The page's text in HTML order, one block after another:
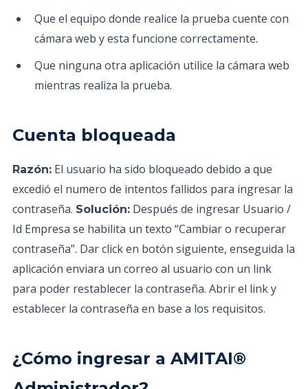
Que el equipo donde realice la prueba cuente con
cámara web y esta funcione correctamente.
Que ninguna otra aplicación utilice la cámara web
mientras realiza la prueba.
Cuenta bloqueada
Razón: El usuario ha sido bloqueado debido a que
excedió el numero de intentos fallidos para ingresar la
contraseña. Solución: Después de ingresar Usuario /
Id Empresa se habilita un texto “Cambiar o recuperar
contraseña”. Dar click en botón siguiente, enseguida la
aplicación enviara un correo al usuario con un link
para poder restablecer la contraseña. Abrir el link y
establecer la contraseña en base a los requisitos.
¿Cómo ingresar a AMITAI®